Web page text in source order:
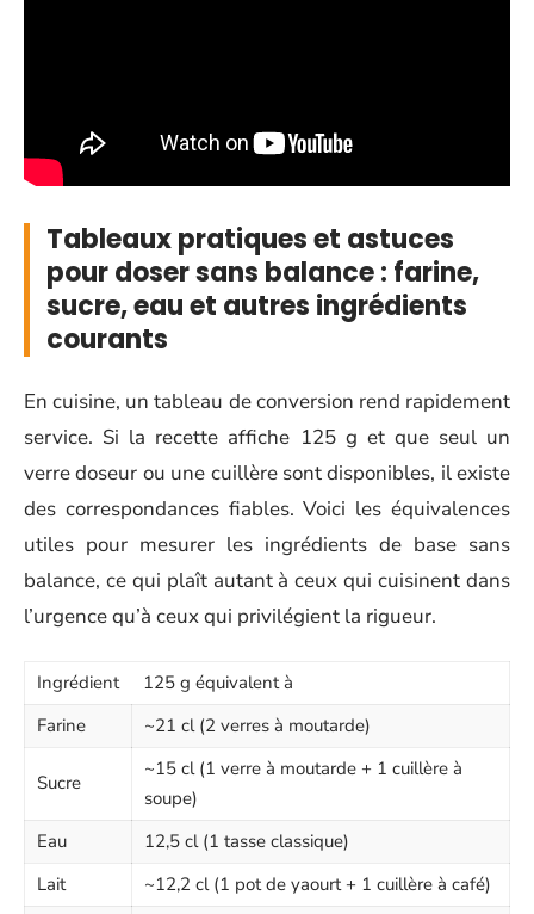
Tableaux pratiques et astuces
pour doser sans balance : farine,
sucre, eau et autres ingrédients
courants
En cuisine, un tableau de conversion rend rapidement
service. Si la recette affiche 125 g et que seul un
verre doseur ou une cuillère sont disponibles, il existe
des correspondances fiables. Voici les équivalences
utiles pour mesurer les ingrédients de base sans
balance, ce qui plaît autant à ceux qui cuisinent dans
l’urgence qu’à ceux qui privilégient la rigueur.
Ingrédient
125 g équivalent à
Farine
~21 cl (2 verres à moutarde)
Sucre
~15 cl (1 verre à moutarde + 1 cuillère à
soupe)
Eau
12,5 cl (1 tasse classique)
Lait
~12,2 cl (1 pot de yaourt + 1 cuillère à café)